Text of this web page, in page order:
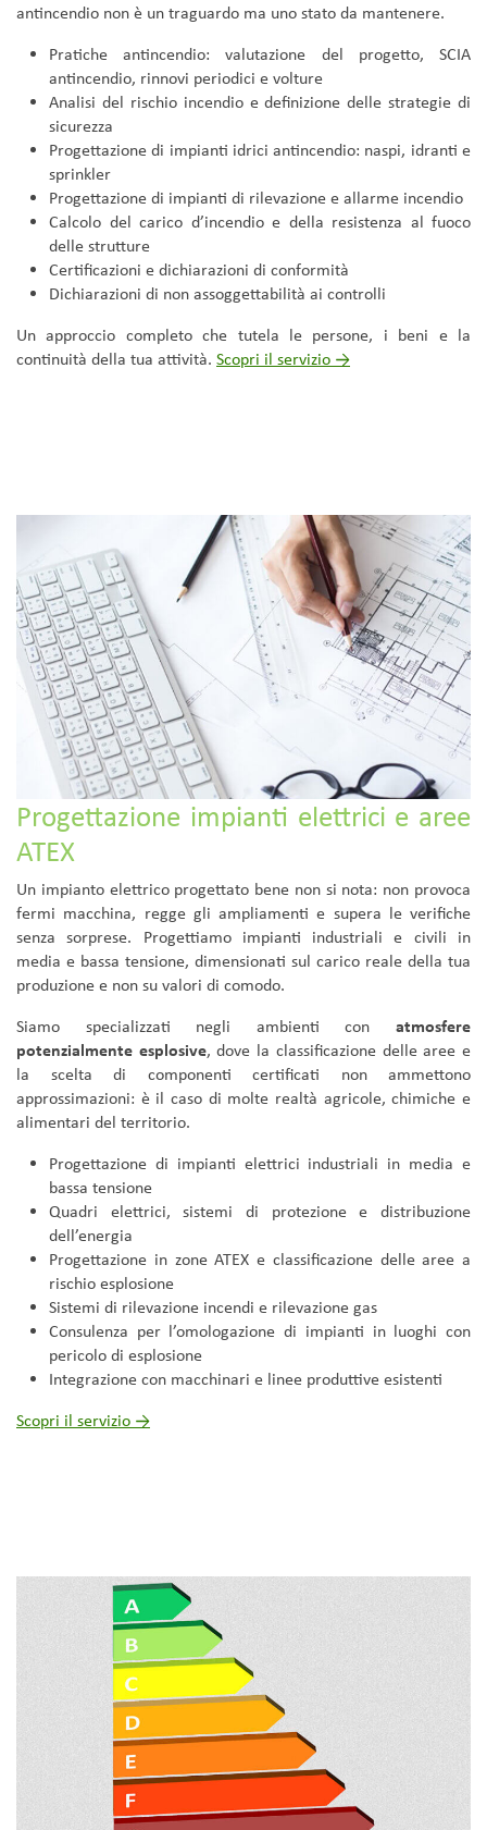
antincendio non è un traguardo ma uno stato da mantenere.
Pratiche antincendio: valutazione del progetto, SCIA
antincendio, rinnovi periodici e volture
Analisi del rischio incendio e definizione delle strategie di
sicurezza
Progettazione di impianti idrici antincendio: naspi, idranti e
sprinkler
Progettazione di impianti di rilevazione e allarme incendio
Calcolo del carico d’incendio e della resistenza al fuoco
delle strutture
Certificazioni e dichiarazioni di conformità
Dichiarazioni di non assoggettabilità ai controlli
Un approccio completo che tutela le persone, i beni e la
continuità della tua attività. Scopri il servizio →
Progettazione impianti elettrici e aree
ATEX
Un impianto elettrico progettato bene non si nota: non provoca
fermi macchina, regge gli ampliamenti e supera le verifiche
senza sorprese. Progettiamo impianti industriali e civili in
media e bassa tensione, dimensionati sul carico reale della tua
produzione e non su valori di comodo.
Siamo specializzati negli ambienti con atmosfere
potenzialmente esplosive, dove la classificazione delle aree e
la scelta di componenti certificati non ammettono
approssimazioni: è il caso di molte realtà agricole, chimiche e
alimentari del territorio.
Progettazione di impianti elettrici industriali in media e
bassa tensione
Quadri elettrici, sistemi di protezione e distribuzione
dell’energia
Progettazione in zone ATEX e classificazione delle aree a
rischio esplosione
Sistemi di rilevazione incendi e rilevazione gas
Consulenza per l’omologazione di impianti in luoghi con
pericolo di esplosione
Integrazione con macchinari e linee produttive esistenti
Scopri il servizio →